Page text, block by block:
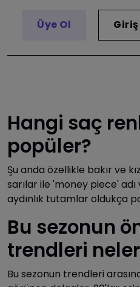
Üye Ol
Hangi saç
popüler?
Şu anda özellikle bakır ve
sarılar ile 'money piece'
aydınlık tutamlar oldukça
Bu sezonun
trendleri
Bu sezonun trendleri